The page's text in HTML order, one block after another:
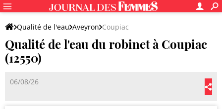
Qualité de l'eau Aveyron Coupiac
Qualité de l'eau du robinet à Coupiac
(12550)
06/08/26